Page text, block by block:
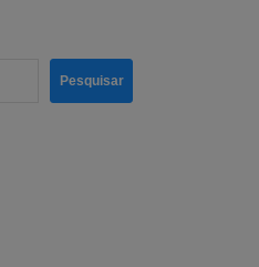
Pesquisar